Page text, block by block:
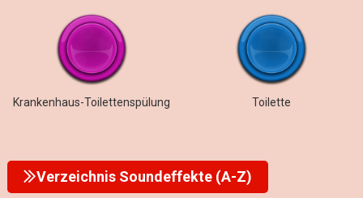
Krankenhaus-Toilettenspülung Toilette
Verzeichnis Soundeffekte (A-Z)